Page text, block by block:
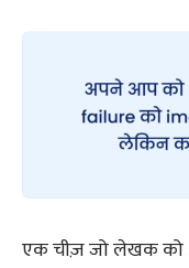
एक चीज़ जो लेखक को